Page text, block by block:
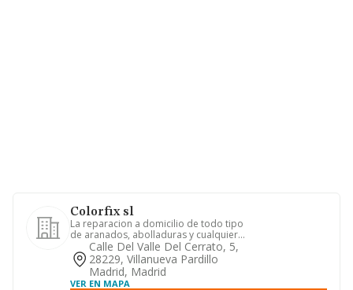
Colorfix sl
La reparacion a domicilio de todo tipo
de aranados, abolladuras y cualquiera
otro tipo de danos o d...
Calle Del Valle Del Cerrato, 5,
28229, Villanueva Pardillo
Madrid, Madrid
VER EN MAPA